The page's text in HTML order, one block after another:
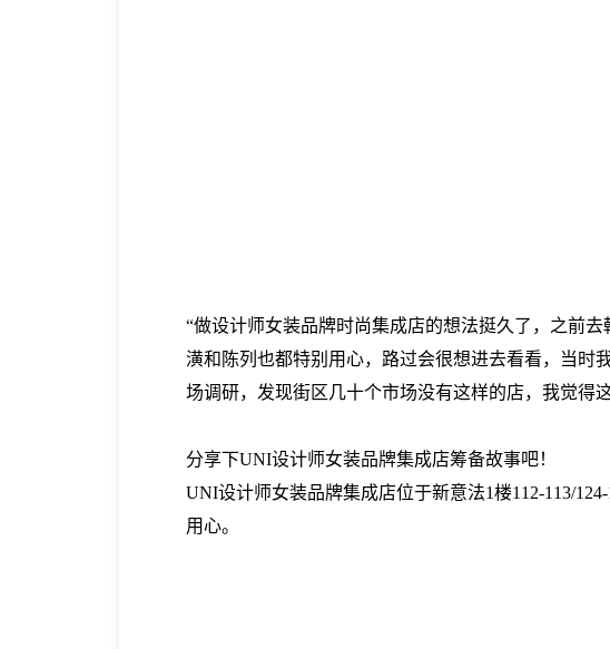
“做设计师女装品牌时尚集成店的想法挺久了，之前
潢和陈列也都特别用心，路过会很想进去看看，当时
场调研，发现街区几十个市场没有这样的店，我觉得
分享下UNI设计师女装品牌集成店筹备故事吧！
UNI设计师女装品牌集成店位于新意法1楼112-113/
用心。